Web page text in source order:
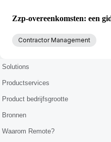
Zzp-overeenkomsten: een
Contractor Management
Solutions
Productservices
Product bedrijfsgrootte
Bronnen
Waarom Remote?